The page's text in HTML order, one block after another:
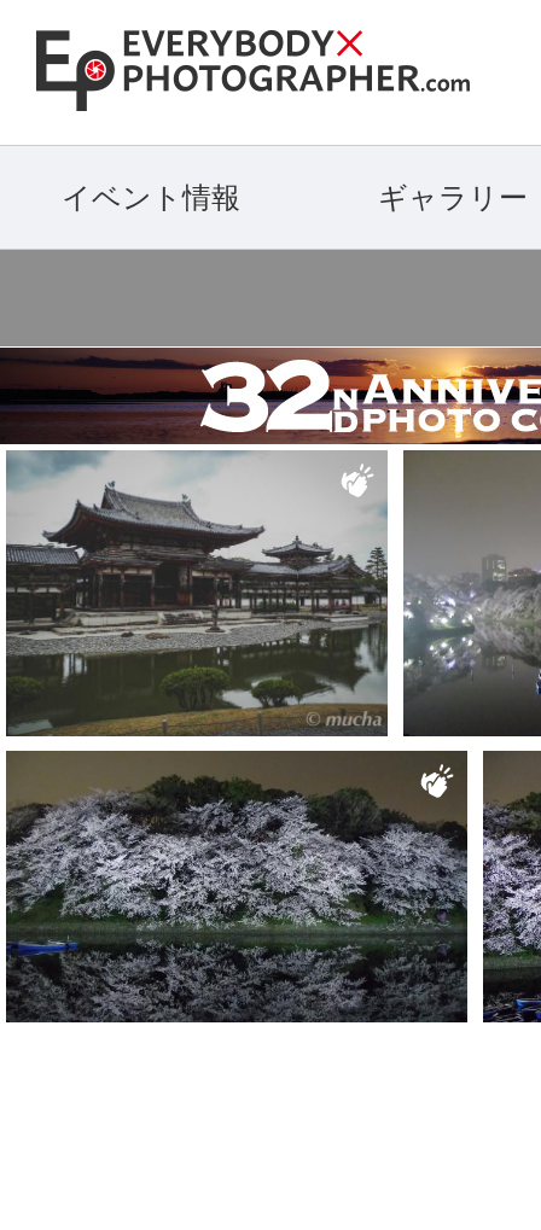
イベント情報 ギャラリー